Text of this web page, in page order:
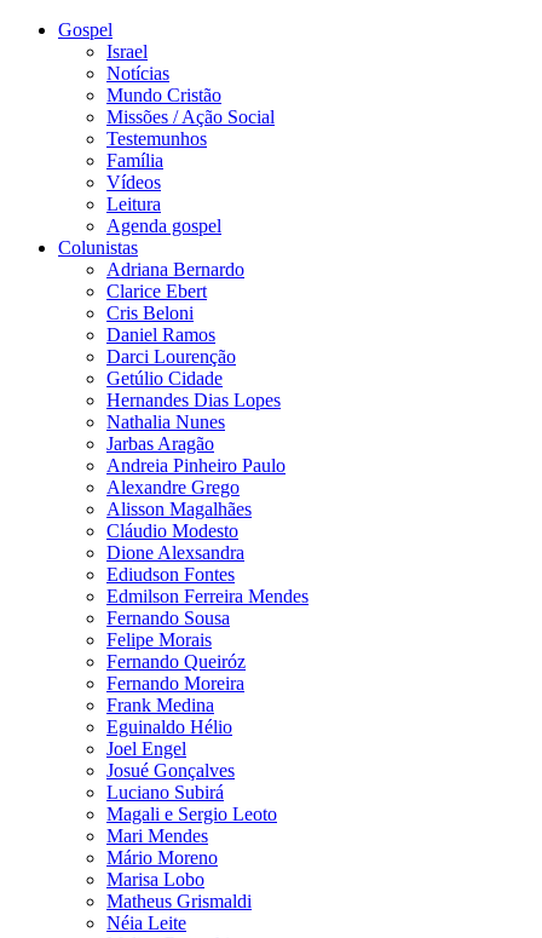
Gospel
Israel
Notícias
Mundo Cristão
Missões / Ação Social
Testemunhos
Família
Vídeos
Leitura
Agenda gospel
Colunistas
Adriana Bernardo
Clarice Ebert
Cris Beloni
Daniel Ramos
Darci Lourenção
Getúlio Cidade
Hernandes Dias Lopes
Nathalia Nunes
Jarbas Aragão
Andreia Pinheiro Paulo
Alexandre Grego
Alisson Magalhães
Cláudio Modesto
Dione Alexsandra
Ediudson Fontes
Edmilson Ferreira Mendes
Fernando Sousa
Felipe Morais
Fernando Queiróz
Fernando Moreira
Frank Medina
Eguinaldo Hélio
Joel Engel
Josué Gonçalves
Luciano Subirá
Magali e Sergio Leoto
Mari Mendes
Mário Moreno
Marisa Lobo
Matheus Grismaldi
Néia Leite